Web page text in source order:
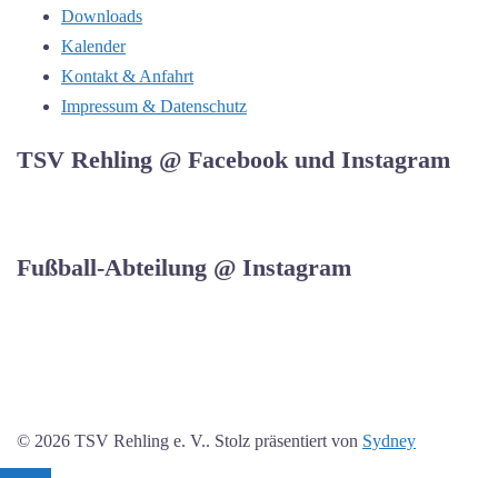
Downloads
Kalender
Kontakt & Anfahrt
Impressum & Datenschutz
TSV Rehling @ Facebook und Instagram
Fußball-Abteilung @ Instagram
© 2026 TSV Rehling e. V.. Stolz präsentiert von Sydney